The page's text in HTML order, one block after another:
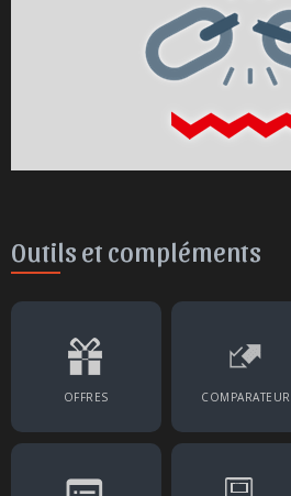
Outils et compléments
OFFRES COMPARATEUR